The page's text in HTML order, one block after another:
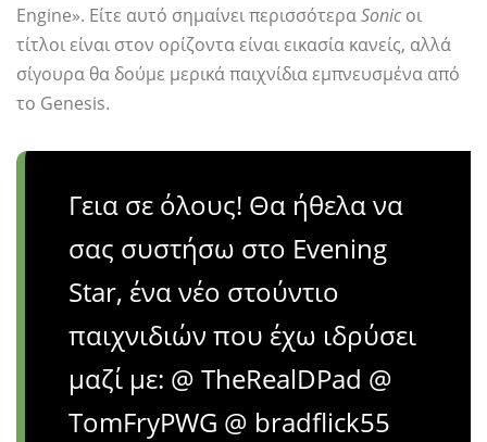
Engine». Είτε αυτό σημαίνει περισσότεραSonic οι
τίτλοι είναι στον ορίζοντα είναι εικασία κανείς, αλλά
σίγουρα θα δούμε μερικά παιχνίδια εμπνευσμένα από
το Genesis.
Γεια σε όλους! Θα ήθελα να
σας συστήσω στο Evening
Star, ένα νέο στούντιο
παιχνιδιών που έχω ιδρύσει
μαζί με: @ TheRealDPad @
TomFryPWG @ bradflick55